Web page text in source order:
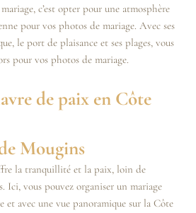
c’est opter pour une atmosphère
pour vos photos de mariage. Avec ses
le port de plaisance et ses plages, vous
pour vos photos de mariage.
de paix en Côte
Mougins
la tranquillité et la paix, loin de
Ici, vous pouvez organiser un mariage
avec une vue panoramique sur la Côte